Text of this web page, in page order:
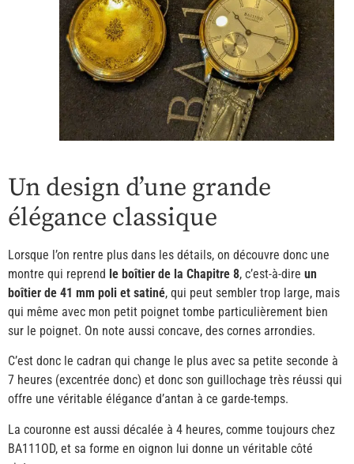
Un design d’une grande
élégance classique
Lorsque l’on rentre plus dans les détails, on découvre donc une
montre qui reprend le boîtier de la Chapitre 8, c’est-à-dire un
boîtier de 41 mm poli et satiné, qui peut sembler trop large, mais
qui même avec mon petit poignet tombe particulièrement bien
sur le poignet. On note aussi concave, des cornes arrondies.
C’est donc le cadran qui change le plus avec sa petite seconde à
7 heures (excentrée donc) et donc son guillochage très réussi qui
offre une véritable élégance d’antan à ce garde-temps.
La couronne est aussi décalée à 4 heures, comme toujours chez
BA111OD, et sa forme en oignon lui donne un véritable côté